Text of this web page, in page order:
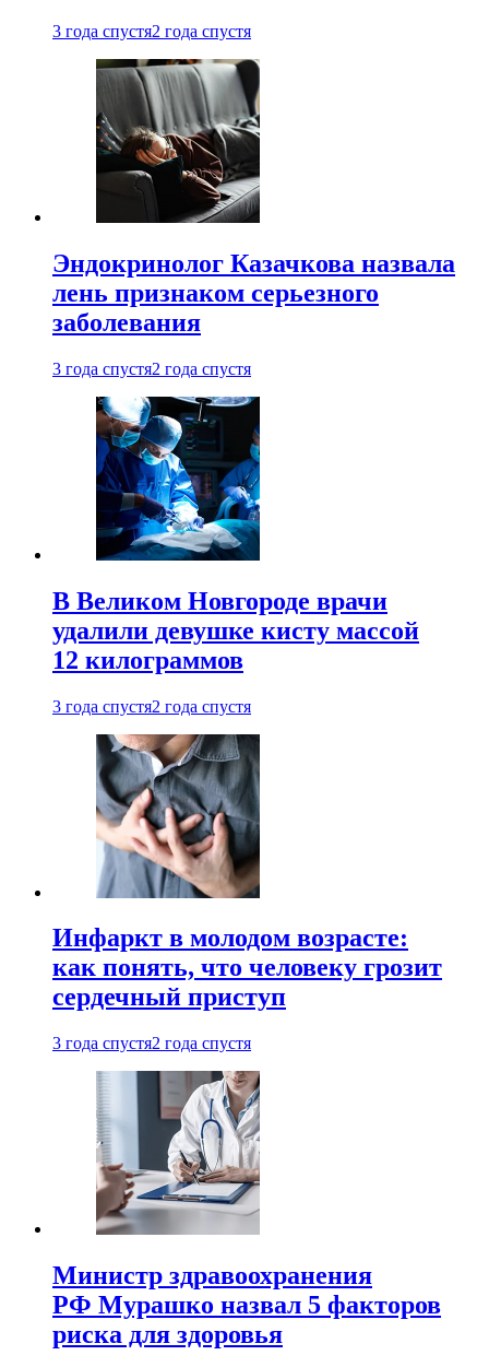
3 года спустя2 года спустя
Эндокринолог Казачкова назвала
лень признаком серьезного
заболевания
3 года спустя2 года спустя
В Великом Новгороде врачи
удалили девушке кисту массой
12 килограммов
3 года спустя2 года спустя
Инфаркт в молодом возрасте:
как понять, что человеку грозит
сердечный приступ
3 года спустя2 года спустя
Министр здравоохранения
РФ Мурашко назвал 5 факторов
риска для здоровья